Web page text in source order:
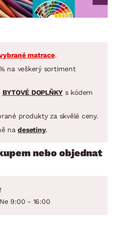
matrace.
na veškerý sortiment
BYTOVÉ DOPLŇKY s kódem
produkty za skvělé ceny.
nadesetiny.
nebo objednat
9:00 - 16:00